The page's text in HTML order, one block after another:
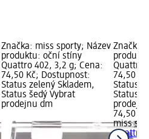
Značka: miss sporty; Název
produktu: oční stíny
Quattro 402, 3,2 g; Cena:
74,50 Kč; Dostupnost:
Status zelený Skladem,
Status šedý Vybrat
prodejnu dm
Značka:
Quattro
74,50
Status
Status
74,50 Kč
miss
Quattro